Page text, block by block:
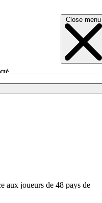
Close menu
aux joueurs de 48 pays de